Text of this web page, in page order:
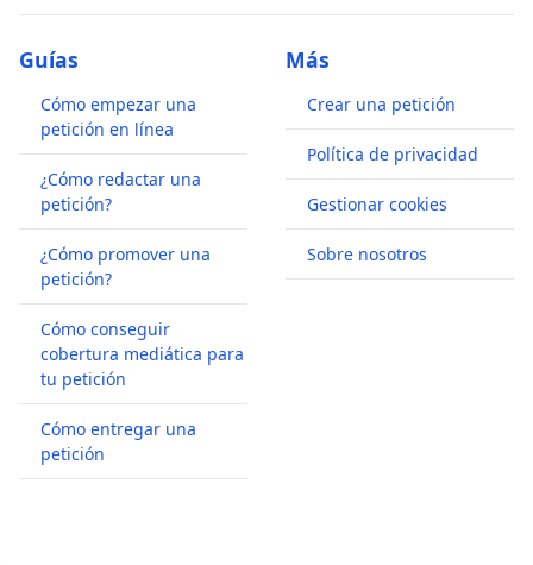
Guías
Cómo empezar una
petición en línea
¿Cómo redactar una
petición?
¿Cómo promover una
petición?
Cómo conseguir
cobertura mediática para
tu petición
Cómo entregar una
petición
Más
Crear una petición
Política de privacidad
Gestionar cookies
Sobre nosotros